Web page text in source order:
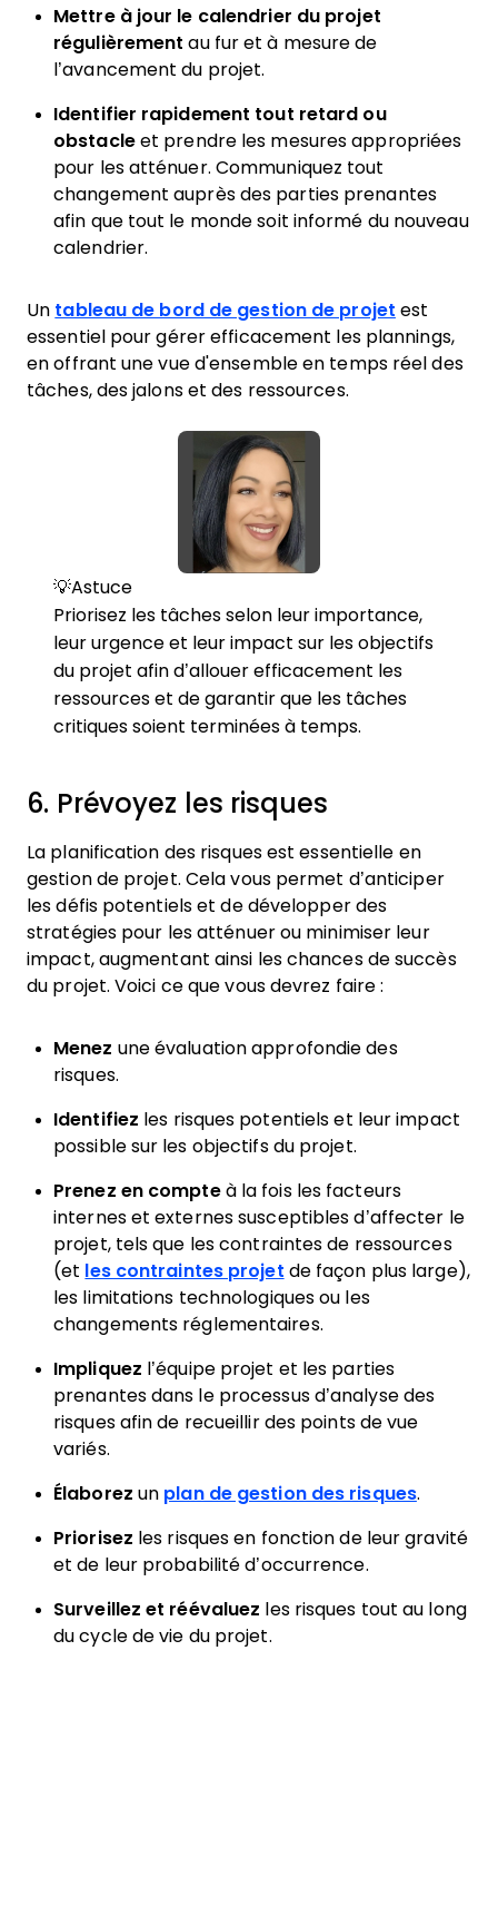
Mettre à jour le calendrier du projet
régulièrement au fur et à mesure de
l’avancement du projet.
Identifier rapidement tout retard ou
obstacleet prendre les mesures appropriées
pour les atténuer. Communiquez tout
changement auprès des parties prenantes
afin que tout le monde soit informé du nouveau
calendrier.
Un tableau de bord de gestion de projet est
essentiel pour gérer efficacement les plannings,
en offrant une vue d'ensemble en temps réel des
tâches, des jalons et des ressources.
💡Astuce
Priorisez les tâches selon leur importance,
leur urgence et leur impact sur les objectifs
du projet afin d’allouer efficacement les
ressources et de garantir que les tâches
critiques soient terminées à temps.
6. Prévoyez les risques
La planification des risques est essentielle en
gestion de projet. Cela vous permet d’anticiper
les défis potentiels et de développer des
stratégies pour les atténuer ou minimiser leur
impact, augmentant ainsi les chances de succès
du projet. Voici ce que vous devrez faire :
Menez une évaluation approfondie des
risques.
Identifiez les risques potentiels et leur impact
possible sur les objectifs du projet.
Prenez en compteà la fois les facteurs
internes et externes susceptibles d’affecter le
projet, tels que les contraintes de ressources
(et les contraintes projet de façon plus large),
les limitations technologiques ou les
changements réglementaires.
Impliquez l’équipe projet et les parties
prenantes dans le processus d’analyse des
risques afin de recueillir des points de vue
variés.
Élaborez un plan de gestion des risques.
Priorisez les risques en fonction de leur gravité
et de leur probabilité d’occurrence.
Surveillez et réévaluez les risques tout au long
du cycle de vie du projet.